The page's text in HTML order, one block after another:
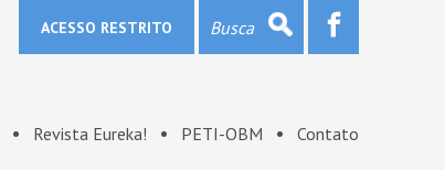
ACESSO RESTRITO
Revista Eureka! PETI-OBM Contato